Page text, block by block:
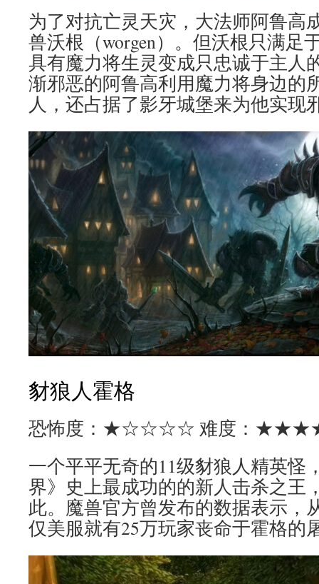
为了对抗亡灵天灾，大法师阿鲁高
兽沃根（worgen）。但沃根只满足
具有魔力将生灵变成只忠诚于主人
渐邪恶的阿鲁高利用魔力将身边的
人，还占据了影牙城堡来为他实现
豺狼人霍格
恐怖度：★☆☆☆☆ 难度：
一个平平无奇的11级豺狼人精英怪
界》史上最成功的的新人击杀之王
此。魔兽官方曾发布的数据表示，
仅美服就有25万玩家丧命于霍格的